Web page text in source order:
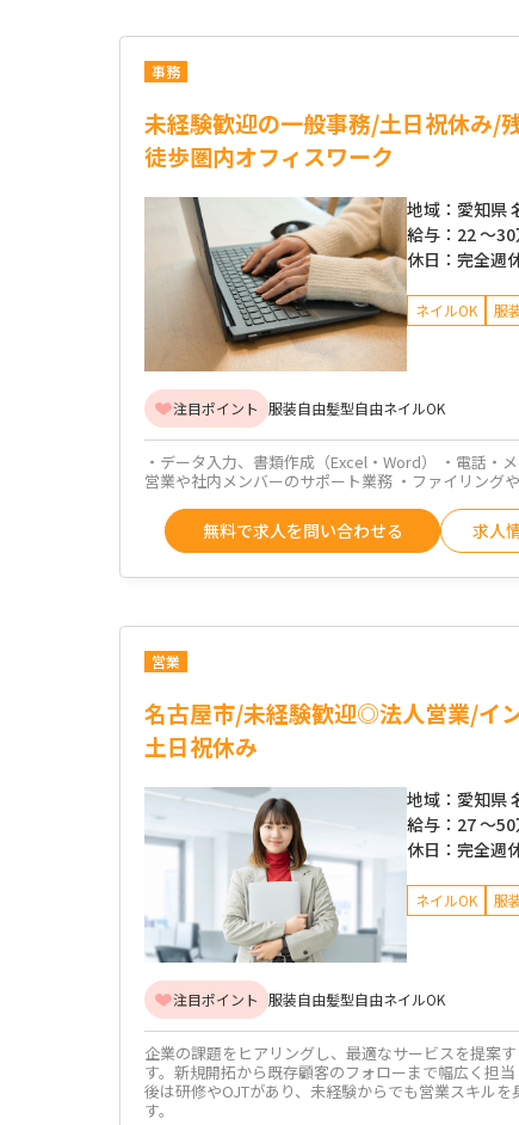
事務
未経験歓迎の一般事務/土日祝休み/
徒歩圏内オフィスワーク
地域： 愛知県
給与： 22 ～
休日： 完全週
ネイルOK 服
注目ポイント 服装自由髪型自由ネイルOK
・データ入力、書類作成（Excel・Word） ・電話・
営業や社内メンバーのサポート業務 ・ファイリング
無料で求人を問い合わせる 求人
営業
名古屋市/未経験歓迎◎法人営業/イ
土日祝休み
地域： 愛知県
給与： 27 ～
休日： 完全週
ネイルOK 服
注目ポイント 服装自由髪型自由ネイルOK
企業の課題をヒアリングし、最適なサービスを提案
す。新規開拓から既存顧客のフォローまで幅広く担
後は研修やOJTがあり、未経験からでも営業スキル
す。